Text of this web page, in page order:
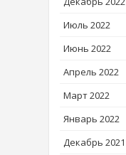
Июль 2022
Июнь 2022
Апрель 2022
Март 2022
Январь 2022
Декабрь 2021